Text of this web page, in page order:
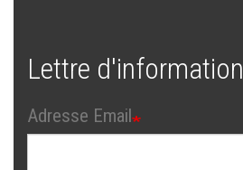
Lettre d'information
Adresse Email